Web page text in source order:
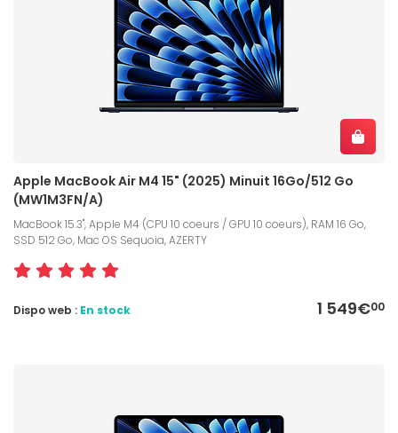
Apple MacBook Air M4 15" (2025) Minuit 16Go/512 Go
(MW1M3FN/A)
MacBook 15.3", Apple M4 (CPU 10 coeurs / GPU 10 coeurs), RAM 16 Go,
SSD 512 Go, Mac OS Sequoia, AZERTY
1 549€00
Dispo web : En stock